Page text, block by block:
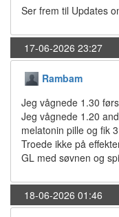
Ser frem til Updates
17-06-2026 23:27
Rambam
Jeg vågnede 1.30
Jeg vågnede 1.20
melatonin pille og fik
Troede ikke på
GL med søvnen og
18-06-2026 01:46